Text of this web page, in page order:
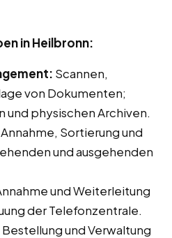
in Heilbronn:
Scannen,
von Dokumenten;
und physischen Archiven.
Annahme, Sortierung und
und ausgehenden
und Weiterleitung
der Telefonzentrale.
Bestellung und Verwaltung